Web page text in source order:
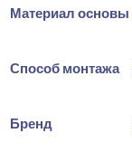
Материал основы
Способ монтажа
Бренд